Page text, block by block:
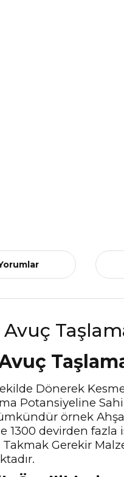
Dönerek
Potansiyeline
örnek
devirden fazla
Gerekir